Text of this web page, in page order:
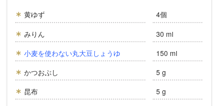
黄ゆず
みりん
小麦を使わない丸大豆しょうゆ
かつおぶし
昆布
4個
30 ml
150 ml
5 g
5 g